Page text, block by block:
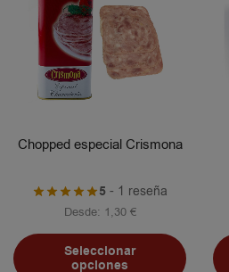
Chopped especial Crismona
5 - 1 reseña
Desde: 1,30 €
Seleccionar
opciones